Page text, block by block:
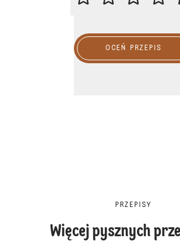
OCEŃ PRZEPIS
PRZEPISY
Więcej pysznych